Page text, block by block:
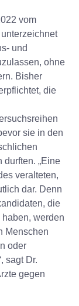
vom
und
ohne
Bisher
die
sie in den
durften. „Eine
veralteten,
dar. Denn
die
werden
Menschen
oder
sagt Dr.
gegen